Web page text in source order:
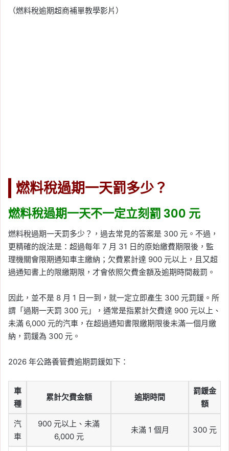
（燃料稅逾期超商補單教學影片）
燃料稅過期一天罰多少？
燃料稅過期一天不一定立刻罰 300 元
燃料稅過期一天罰多少？，過去常見的答案是 300 元。不過，
更精確的說法是：超過每年 7 月 31 日的原始繳費期限後，監
理機關會限期通知車主繳納；欠費累計達 900 元以上，且又超
過通知書上的限繳期限，才會依照欠費金額及逾期時間裁罰。
因此，並不是 8 月 1 日一到，就一定立即產生 300 元罰鍰。所
謂「過期一天罰 300 元」，通常是指累計欠費達 900 元以上、
未滿 6,000 元的汽車，在超過通知書限繳期限後未滿一個月繳
納，罰鍰為 300 元。
2026 年公路養管費逾期罰鍰如下：
車
種
累計欠費金額 逾期時間
罰鍰金
額
汽
車
900 元以上、未滿
6,000 元
未滿 1 個月 300 元